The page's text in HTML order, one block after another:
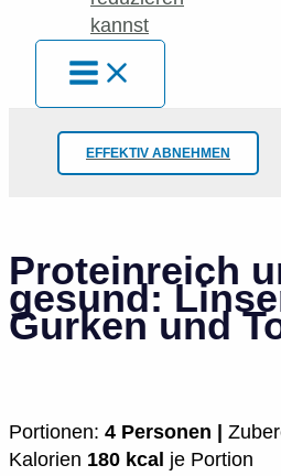
EFFEKTIV ABNEHMEN
Proteinreich
gesund:
Gurken und
Portionen: 4 Personen |
Kalorien 180 kcal je Portion